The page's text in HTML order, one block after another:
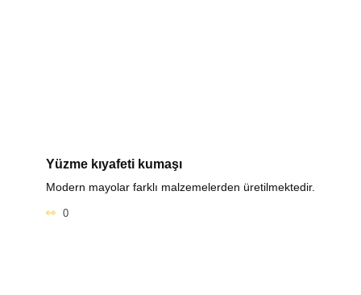
Yüzme kıyafeti kumaşı
Modern mayolar farklı malzemelerden üretilmektedir.
0